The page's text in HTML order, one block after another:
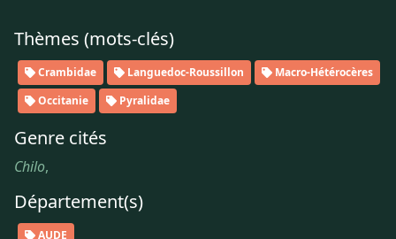
Thèmes (mots-clés)
Crambidae Languedoc-Roussillon
Macro-Hétérocères
Occitanie
Pyralidae
Genre cités
Chilo,
Département(s)
AUDE